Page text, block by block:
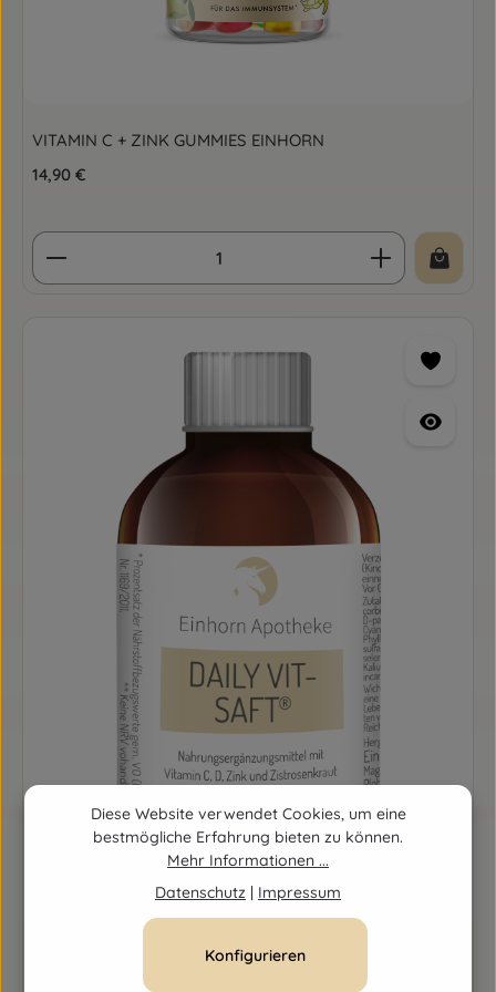
VITAMIN C + ZINK GUMMIES EINHORN
Regulärer Preis:
14,90 €
Produkt Anzahl: Gib den gewünschten Wert
Diese Website verwendet Cookies, um eine
bestmögliche Erfahrung bieten zu können.
Mehr Informationen ...
Datenschutz | Impressum
Konfigurieren